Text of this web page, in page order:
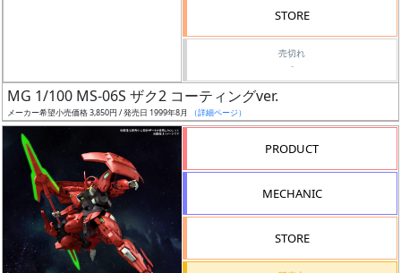
グ
レ
ス
ケ
STORE
売切れ
-
MG 1/100 MS-06S ザク2 コーティングver.
メーカー希望小売価格 3,850円 / 発売日 1999年8月 （詳細ページ）
PRODUCT
MECHANIC
STORE